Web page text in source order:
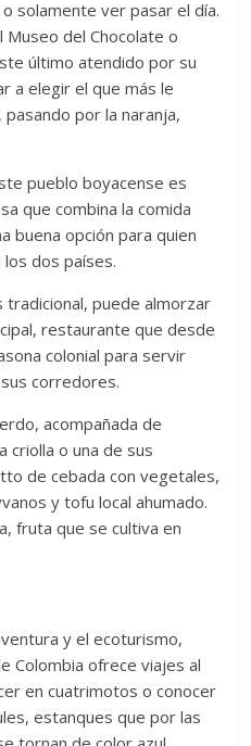
solamente ver pasar el día.
del Chocolate o
último atendido por su
a elegir el que más le
por la naranja,
pueblo boyacense es
que combina la comida
buena opción para quien
dos países.
tradicional, puede almorzar
restaurante que desde
colonial para servir
corredores.
acompañada de
criolla o una de sus
de cebada con vegetales,
y tofu local ahumado.
fruta que se cultiva en
y el ecoturismo,
Colombia ofrece viajes al
en cuatrimotos o conocer
estanques que por las